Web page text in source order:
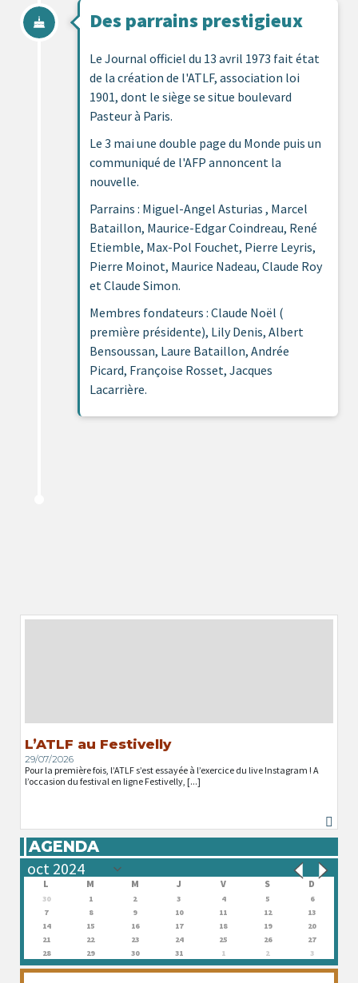
Des parrains prestigieux
Le Journal officiel du 13 avril 1973 fait état
de la création de l'ATLF, association loi
1901, dont le siège se situe boulevard
Pasteur à Paris.
Le 3 mai une double page du Monde puis un
communiqué de l'AFP annoncent la
nouvelle.
Parrains : Miguel-Angel Asturias , Marcel
Bataillon, Maurice-Edgar Coindreau, René
Etiemble, Max-Pol Fouchet, Pierre Leyris,
Pierre Moinot, Maurice Nadeau, Claude Roy
et Claude Simon.
Membres fondateurs : Claude Noël (
première présidente), Lily Denis, Albert
Bensoussan, Laure Bataillon, Andrée
Picard, Françoise Rosset, Jacques
Lacarrière.
L’ATLF au Festivelly
29/07/2026
Pour la première fois, l’ATLF s’est essayée à l’exercice du live Instagram ! A
l’occasion du festival en ligne Festivelly, [...]
AGENDA
L M M J V S D
30 1 2 3 4 5
6
7
8 9 10 11 12
13
14
15 16 17 18 19
20
21
22 23 24 25 26
27
28
29 30 31 1 2 3